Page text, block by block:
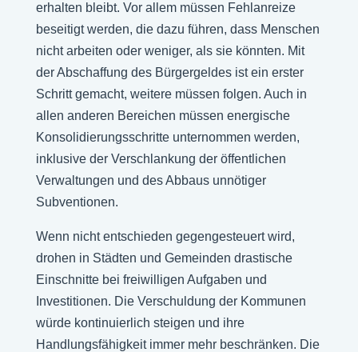
erhalten bleibt. Vor allem müssen Fehlanreize
beseitigt werden, die dazu führen, dass Menschen
nicht arbeiten oder weniger, als sie könnten. Mit
der Abschaffung des Bürgergeldes ist ein erster
Schritt gemacht, weitere müssen folgen. Auch in
allen anderen Bereichen müssen energische
Konsolidierungsschritte unternommen werden,
inklusive der Verschlankung der öffentlichen
Verwaltungen und des Abbaus unnötiger
Subventionen.
Wenn nicht entschieden gegengesteuert wird,
drohen in Städten und Gemeinden drastische
Einschnitte bei freiwilligen Aufgaben und
Investitionen. Die Verschuldung der Kommunen
würde kontinuierlich steigen und ihre
Handlungsfähigkeit immer mehr beschränken. Die